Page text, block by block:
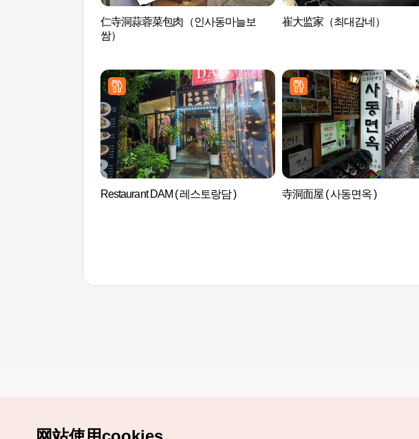
仁寺洞蒜蓉菜包肉（인사동마늘보
쌈）
崔大监家（최대감네）
Restaurant DAM ( 레스토랑담 ) 寺洞面屋 ( 사동면옥 )